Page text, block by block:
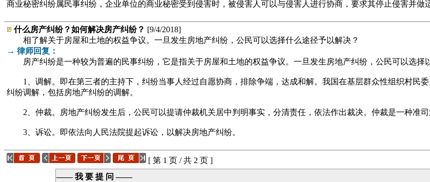
商业秘密纠纷属民事纠纷，企业单位的商业秘密受到侵害时，被侵害人可以与侵害人进行协商，要求其停止侵害并做
什么房产纠纷？如何解决房产纠纷？ [9/4/2018]
相了解关于房屋和土地的权益争议。一旦发生房地产纠纷，公民可以选择什么途径予以解决？
→ 律师回复：
房产纠纷是一种较为普遍的民事纠纷，它是指关于房屋和土地的权益争议。一旦发生房地产纠纷，公民可以选择
1、调解。即在第三者的主持下，纠纷当事人经过自愿协商，排除争端，达成和解。我国在基层群众性组织村民
纠纷调解，包括房地产纠纷的调解。
2、仲裁。房地产纠纷发生后，公民可以提请仲裁机关居中判明事实，分清责任，依法作出裁决。仲裁是一种准司
3、诉讼。即依法向人民法院提起诉讼，以解决房地产纠纷。
[ 第 1 页 / 共 2 页 ]
—— 我 要 提 问 ——